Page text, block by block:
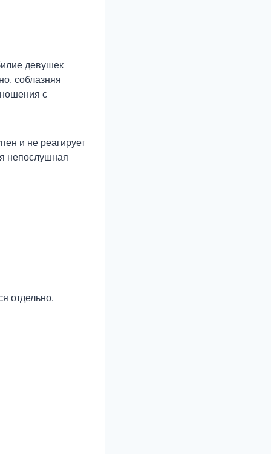
девушек
соблазняя
с
и не реагирует
непослушная
отдельно.